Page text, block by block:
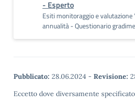
- Esperto
Esiti monitoraggio e valutazione
annualità - Questionario
Pubblicato: 28.06.2024 - Revisione:
Eccetto dove diversamente